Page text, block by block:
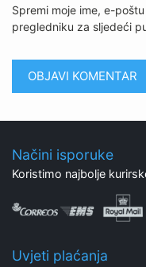
Spremi moje ime, e-
pregledniku za sljedeći
Načini isporuke
Koristimo najbolje
Uvjeti plaćanja